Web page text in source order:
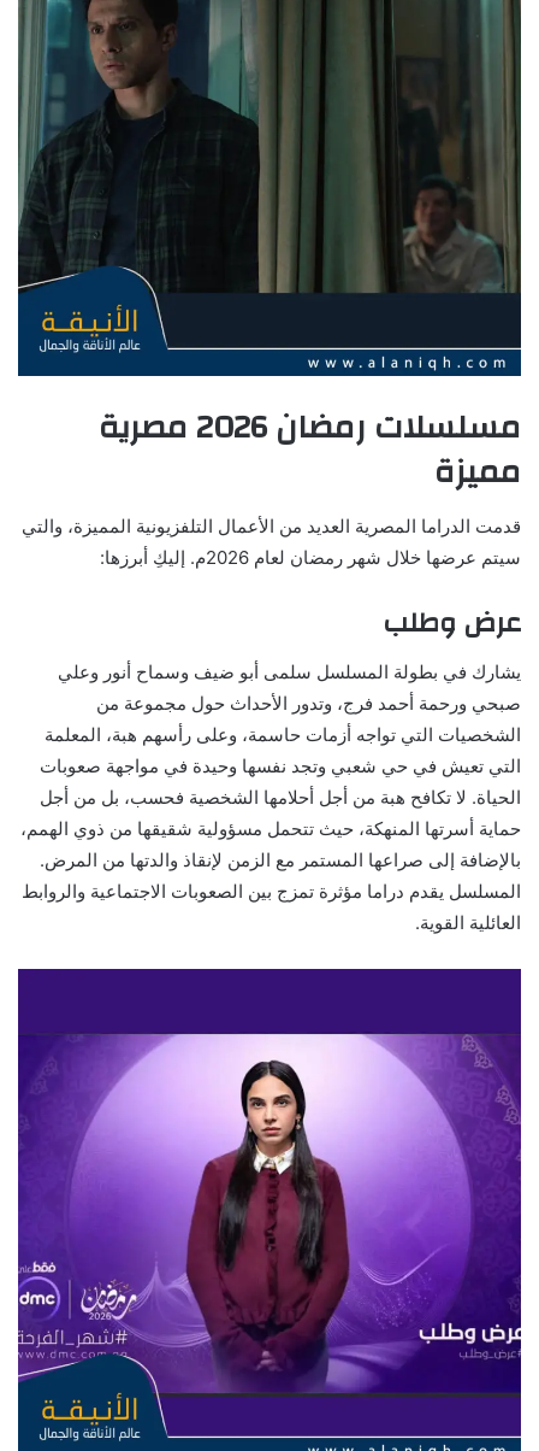
مسلسلات رمضان 2026 مصرية
مميزة
قدمت الدراما المصرية العديد من الأعمال التلفزيونية المميزة، والتي
سيتم عرضها خلال شهر رمضان لعام 2026م. إليكِ أبرزها:
عرض وطلب
يشارك في بطولة المسلسل سلمى أبو ضيف وسماح أنور وعلي
صبحي ورحمة أحمد فرج، وتدور الأحداث حول مجموعة من
الشخصيات التي تواجه أزمات حاسمة، وعلى رأسهم هبة، المعلمة
التي تعيش في حي شعبي وتجد نفسها وحيدة في مواجهة صعوبات
الحياة. لا تكافح هبة من أجل أحلامها الشخصية فحسب، بل من أجل
حماية أسرتها المنهكة، حيث تتحمل مسؤولية شقيقها من ذوي الهمم،
بالإضافة إلى صراعها المستمر مع الزمن لإنقاذ والدتها من المرض.
المسلسل يقدم دراما مؤثرة تمزج بين الصعوبات الاجتماعية والروابط
العائلية القوية.